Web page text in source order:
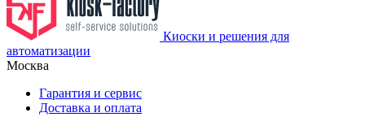
Киоски и решения для
автоматизации
Москва
Гарантия и сервис
Доставка и оплата